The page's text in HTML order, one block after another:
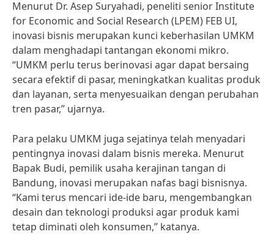
Menurut Dr. Asep Suryahadi, peneliti senior Institute
for Economic and Social Research (LPEM) FEB UI,
inovasi bisnis merupakan kunci keberhasilan UMKM
dalam menghadapi tantangan ekonomi mikro.
“UMKM perlu terus berinovasi agar dapat bersaing
secara efektif di pasar, meningkatkan kualitas produk
dan layanan, serta menyesuaikan dengan perubahan
tren pasar,” ujarnya.
Para pelaku UMKM juga sejatinya telah menyadari
pentingnya inovasi dalam bisnis mereka. Menurut
Bapak Budi, pemilik usaha kerajinan tangan di
Bandung, inovasi merupakan nafas bagi bisnisnya.
“Kami terus mencari ide-ide baru, mengembangkan
desain dan teknologi produksi agar produk kami
tetap diminati oleh konsumen,” katanya.